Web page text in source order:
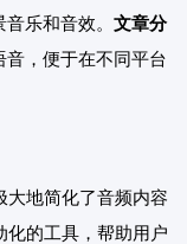
乐和音效。 文章分
音，便于在不同平台
大地简化了音频内容
化的工具，帮助用户